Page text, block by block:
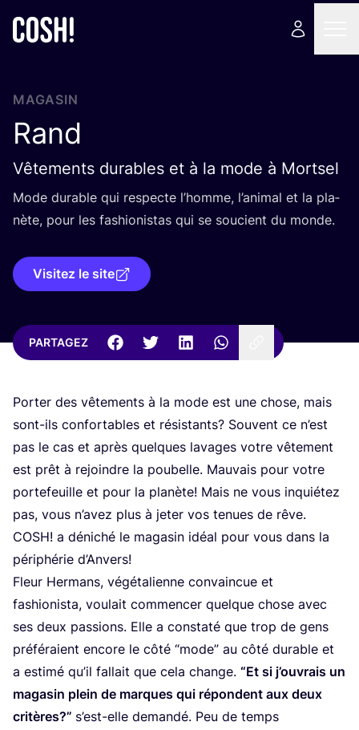
MAGASIN
Rand
Vêtements durables et à la mode à Mortsel
Mode durable qui res­pecte l’homme, l’a­ni­mal et la pla­
nète, pour les fashio­nis­tas qui se sou­cient du monde.
Visitez le site
PARTAGEZ
Por­ter des vête­ments à la mode est une chose, mais
sont-ils confor­tables et résis­tants? Sou­vent ce n’est
pas le cas et après quelques lavages votre vête­ment
est prêt à rejoindre la pou­belle. Mau­vais pour votre
por­te­feuille et pour la pla­nète! Mais ne vous inquié­tez
pas, vous n’a­vez plus à jeter vos tenues de rêve.
COSH! a déni­ché le maga­sin idéal pour vous dans la
péri­phé­rie d’Anvers!
Fleur Her­mans, végé­ta­lienne convain­cue et
fashio­nis­ta, vou­lait com­men­cer quelque chose avec
ses deux pas­sions. Elle a consta­té que trop de gens
pré­fé­raient encore le côté “mode” au côté durable et
a esti­mé qu’il fal­lait que cela change. “Et si j’ouvrais un
maga­sin plein de marques qui répondent aux deux
cri­tères?” s’est-elle deman­dé. Peu de temps